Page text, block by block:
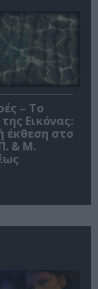
– Το
Εικόνας:
έκθεση στο
& Μ.